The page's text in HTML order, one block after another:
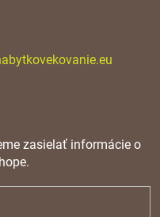
zasielať informácie o